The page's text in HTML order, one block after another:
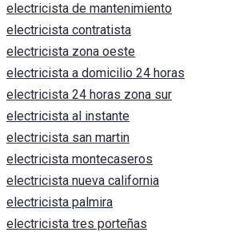
electricista de mantenimiento
electricista contratista
electricista zona oeste
electricista a domicilio 24 horas
electricista 24 horas zona sur
electricista al instante
electricista san martin
electricista montecaseros
electricista nueva california
electricista palmira
electricista tres porteñas